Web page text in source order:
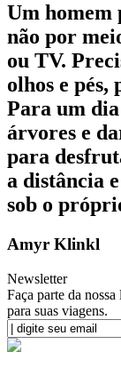
Um homem
não por
ou TV.
olhos e pés,
Para um
árvores e
para
a distância
sob o
Amyr Klinkl
Newsletter
Faça parte da
para suas viagens.